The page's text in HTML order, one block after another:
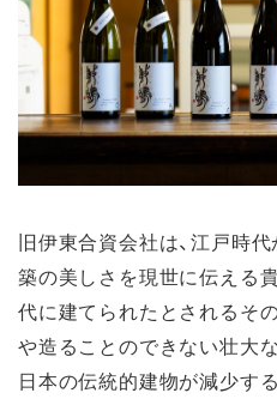
旧伊東合資会社は、江戸時
築の美しさを現世に伝える
代に建てられたとされるそ
や造ることのできない壮大
日本の伝統的建物が減少す